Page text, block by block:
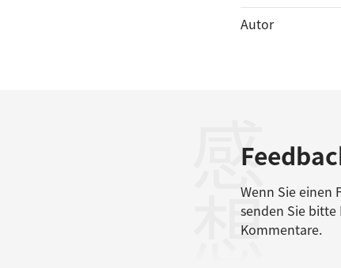
Autor
感想
Wenn Sie einen
senden Sie bitte
Kommentare.